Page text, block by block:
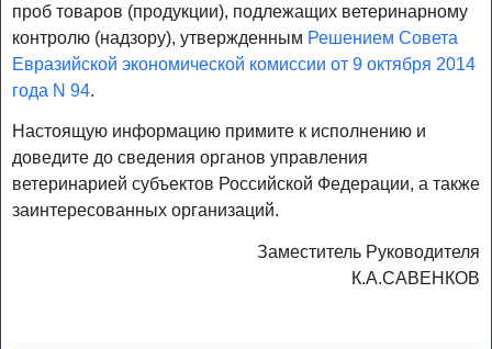
проб товаров (продукции), подлежащих ветеринарному
контролю (надзору), утвержденным Решением Совета
Евразийской экономической комиссии от 9 октября 2014
года N 94.
Настоящую информацию примите к исполнению и
доведите до сведения органов управления
ветеринарией субъектов Российской Федерации, а также
заинтересованных организаций.
Заместитель Руководителя
К.А.САВЕНКОВ